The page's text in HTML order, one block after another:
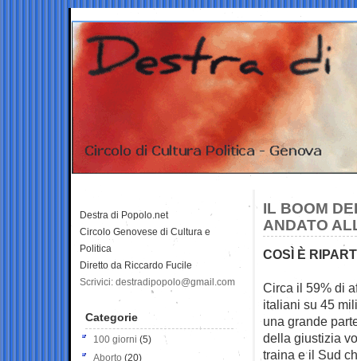
IL BOOM
ANDATO
COSÌ È
Circa il 59% di
italiani su 45
una grande
della giustizia
traina e il Sud
Destra di Popolo.net
Circolo Genovese di Cultura e
Politica
Diretto da Riccardo Fucile
Scrivici: destradipopolo@gmail.com
Categorie
100 giorni (5)
Aborto (20)